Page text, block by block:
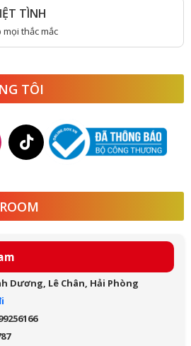
TÌNH
thắc mắc
TÔI
Dương, Lê Chân, Hải Phòng